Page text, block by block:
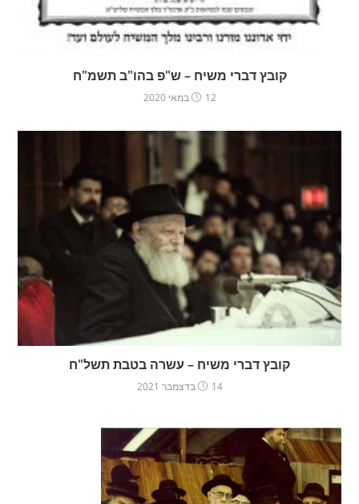
קובץ דברי משיח – ש"פ בהו"ב תשמ"ח
12 במאי 2020
קובץ דברי משיח – עשרה בטבת תשל"ח
14 בדצמבר 2021